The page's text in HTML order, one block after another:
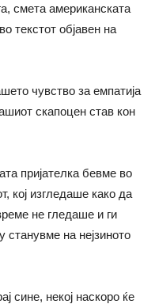
смета американската
текстот објавен на
чувство за емпатија
скапоцен став кон
пријателка бевме во
кој изгледаше како да
не гледаше и ги
на нејзиното
сине, некој наскоро ќе